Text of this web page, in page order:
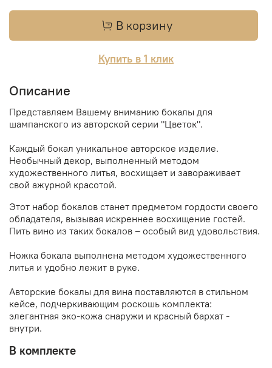
В корзину
Купить в 1 клик
Описание
Представляем Вашему вниманию бокалы для
шампанского из авторской серии "Цветок".
Каждый бокал уникальное авторское изделие.
Необычный декор, выполненный методом
художественного литья, восхищает и завораживает
свой ажурной красотой.
Этот набор бокалов станет предметом гордости своего
обладателя, вызывая искреннее восхищение гостей.
Пить вино из таких бокалов – особый вид удовольствия.
Ножка бокала выполнена методом художественного
литья и удобно лежит в руке.
Авторские бокалы для вина поставляются в стильном
кейсе, подчеркивающим роскошь комплекта:
элегантная эко-кожа снаружи и красный бархат -
внутри.
В комплекте